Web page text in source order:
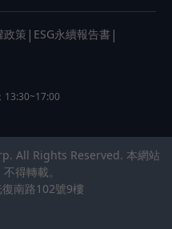
政策 | ESG永續報告書 |
13:30~17:00
All Rights Reserved. 本網站
得轉載。
南路102號9樓